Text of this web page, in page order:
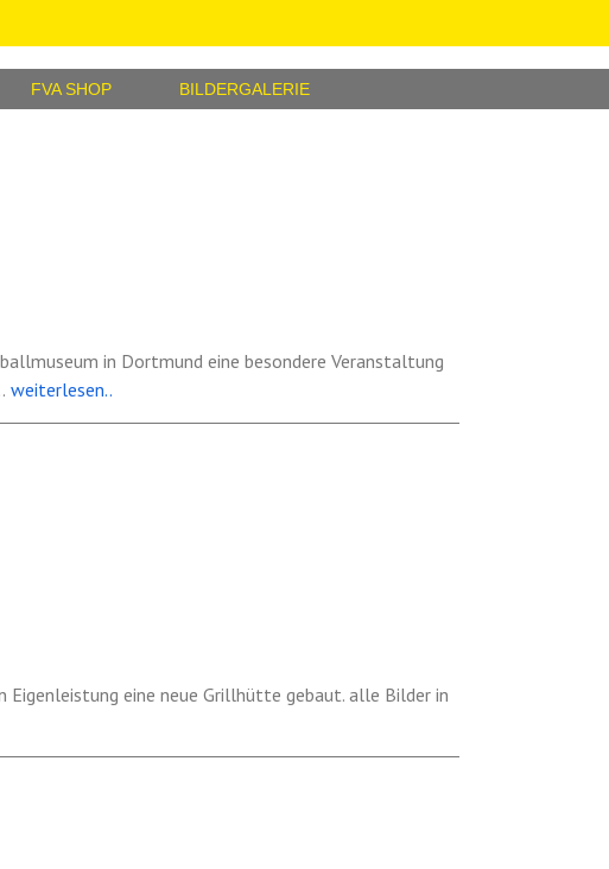
FVA SHOP BILDERGALERIE
in Dortmund eine besondere Veranstaltung
weiterlesen..